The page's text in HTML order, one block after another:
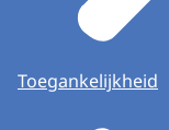
Toegankelijkheid